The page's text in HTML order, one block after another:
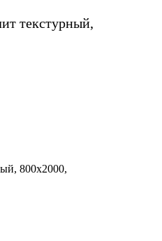
текстурный,
800х2000,